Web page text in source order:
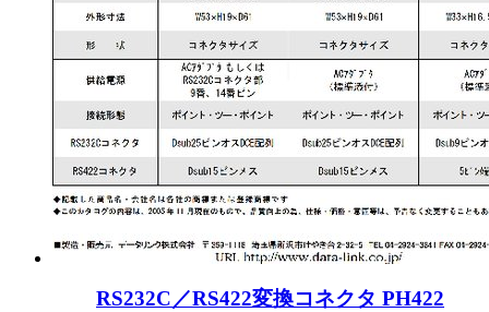
RS232C／RS422変換コネクタ PH422